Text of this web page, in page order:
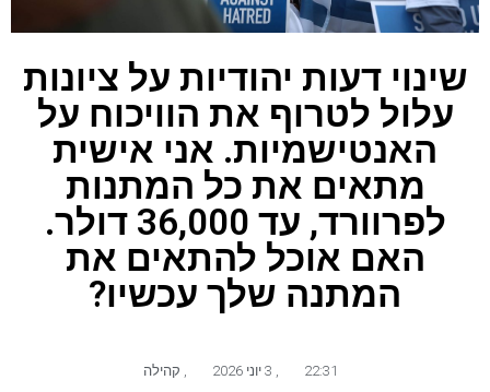
שינוי דעות יהודיות על ציונות
עלול לטרוף את הוויכוח על
האנטישמיות. אני אישית
מתאים את כל המתנות
לפרוורד, עד 36,000 דולר.
האם אוכל להתאים את
המתנה שלך עכשיו?
22:31 קהילה